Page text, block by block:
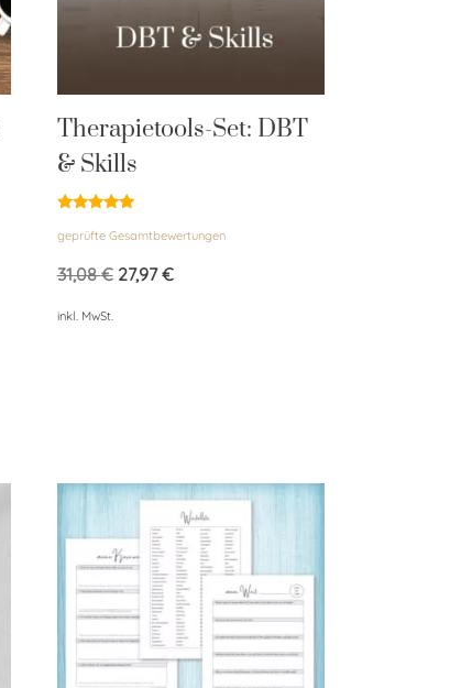
Therapietools-Set: DBT
& Skills
mit
von 5
geprüfte Gesamtbewertungen
31,08€ 27,97€
inkl. MwSt.